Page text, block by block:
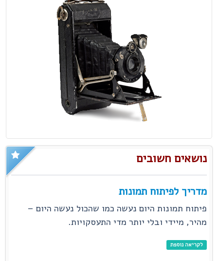
נושאים חשובים
מדריך לפיתוח תמונות
פיתוח תמונות היום נעשה כמו שהכול נעשה היום –
מהיר, מיידי ובלי יותר מדי התעסקויות.
לקריאה נוספת